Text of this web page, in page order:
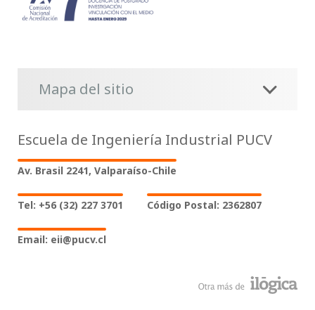
Mapa del sitio
Escuela de Ingeniería Industrial PUCV
Av. Brasil 2241, Valparaíso-Chile
Tel: +56 (32) 227 3701 Código Postal: 2362807
Email: eii@pucv.cl